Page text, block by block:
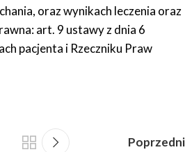
oraz wynikach leczenia oraz
art. 9 ustawy z dnia 6
pacjenta i Rzeczniku Praw
Poprzedni